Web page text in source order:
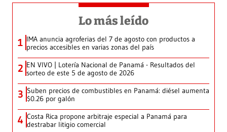
Lo más leído
1 IMA anuncia agroferias del 7 de agosto con productos a
precios accesibles en varias zonas del país
2 EN VIVO | Lotería Nacional de Panamá - Resultados del
sorteo de este 5 de agosto de 2026
3 Suben precios de combustibles en Panamá: diésel aumenta
$0.26 por galón
4 Costa Rica propone arbitraje especial a Panamá para
destrabar litigio comercial